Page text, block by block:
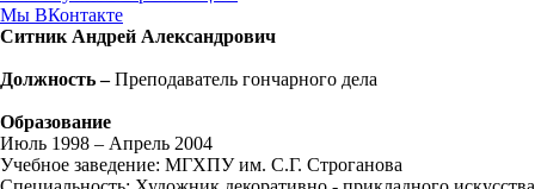
Мы ВКонтакте
Ситник Андрей Александрович
Должность–Преподаватель гончарного дела
Образование
Июль 1998 – Апрель 2004
Учебное заведение: МГХПУ им. С.Г. Строганова